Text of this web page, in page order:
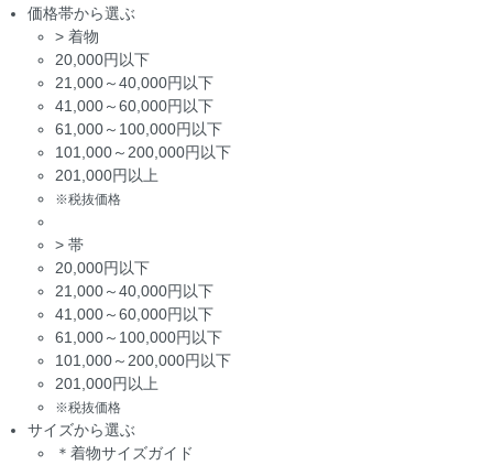
価格帯から選ぶ
> 着物
20,000円以下
21,000～40,000円以下
41,000～60,000円以下
61,000～100,000円以下
101,000～200,000円以下
201,000円以上
※税抜価格
> 帯
20,000円以下
21,000～40,000円以下
41,000～60,000円以下
61,000～100,000円以下
101,000～200,000円以下
201,000円以上
※税抜価格
サイズから選ぶ
＊着物サイズガイド